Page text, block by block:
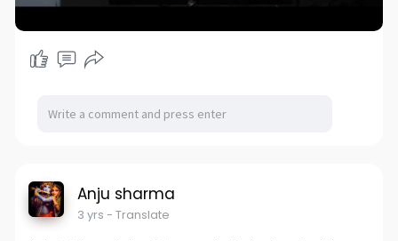
Anju sharma
3 yrs - Translate